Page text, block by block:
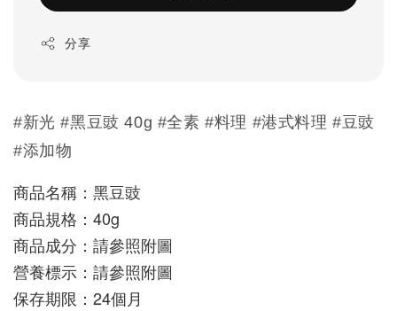
分享
#新光 #黑豆豉 40g #全素 #料理 #港式料理 #豆豉
#添加物
商品名稱：黑豆豉
商品規格：40g
商品成分：請參照附圖
營養標示：請參照附圖
保存期限：24個月